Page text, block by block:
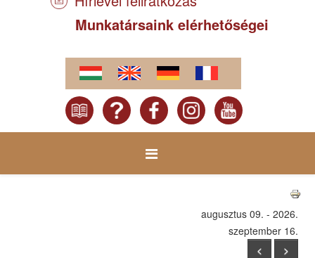
Munkatársaink elérhetőségei
augusztus 09. - 2026.
szeptember 16.
<
>